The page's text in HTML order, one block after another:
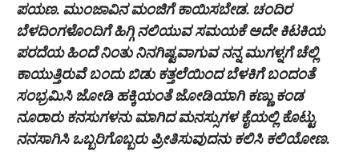
ಪಯಣ. ಮುಂಜಾವಿನ ಮಂಜಿಗೆ ಕಾಯಿಸಬೇಡ. ಚಂದಿರ
ಬೆಳದಿಂಗಳೊಂದಿಗೆ ಹಿಗ್ಗಿ ನಲಿಯುವ ಸಮಯಕೆ ಅದೇ ಕಿಟಕಿಯ
ಪರದೆಯ ಹಿಂದೆ ನಿಂತು ನಿನಗಿಷ್ಟವಾಗುವ ನನ್ನ ಮುಗಳ್ನಗೆ ಚೆಲ್ಲಿ
ಕಾಯುತ್ತಿರುವೆ ಬಂದು ಬಿಡು ಕತ್ತಲೆಯಿಂದ ಬೆಳಕಿಗೆ ಬಂದಂತೆ
ಸಂಭ್ರಮಿಸಿ ಜೋಡಿ ಹಕ್ಕಿಯಂತೆ ಜೋಡಿಯಾಗಿ ಕಣ್ಣು ಕಂಡ
ನೂರಾರು ಕನಸುಗಳನು ಮಾಗಿದ ಮನಸ್ಸುಗಳ ಕೈಯಲ್ಲಿ ಕೊಟ್ಟು
ನನಸಾಗಿಸಿ ಒಬ್ಬರಿಗೊಬ್ಬರು ಪ್ರೀತಿಸುವುದನು ಕಲಿಸಿ ಕಲಿಯೋಣ.